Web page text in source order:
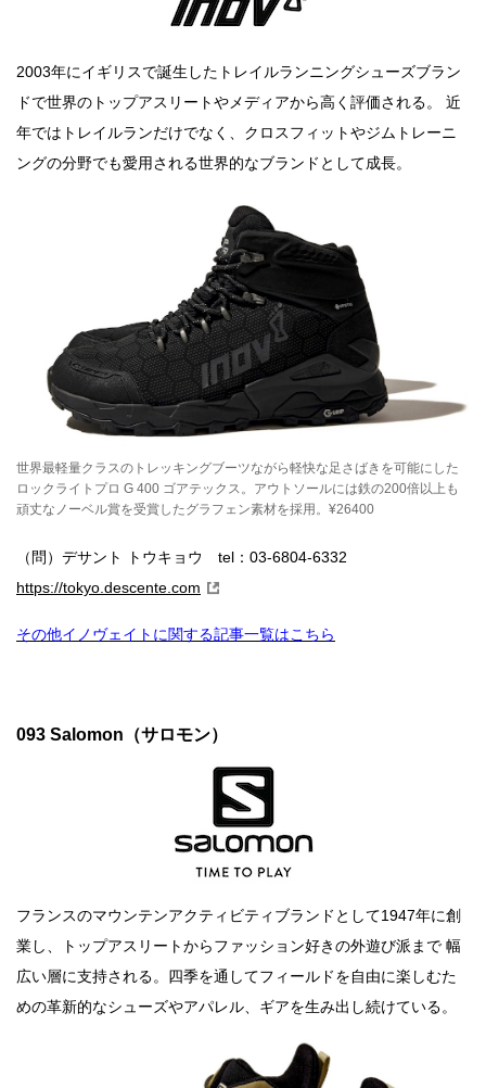
2003年にイギリスで誕生したトレイルランニングシューズブラン
ドで世界のトップアスリートやメディアから高く評価される。 近
年ではトレイルランだけでなく、クロスフィットやジムトレーニ
ングの分野でも愛用される世界的なブランドとして成長。
世界最軽量クラスのトレッキングブーツながら軽快な足さばきを可能にした
ロックライトプロ G 400 ゴアテックス。アウトソールには鉄の200倍以上も
頑丈なノーベル賞を受賞したグラフェン素材を採用。¥26400
（問）デサント トウキョウ tel：03-6804-6332
https://tokyo.descente.com
その他イノヴェイトに関する記事一覧はこちら
093 Salomon（サロモン）
フランスのマウンテンアクティビティブランドとして1947年に創
業し、トップアスリートからファッション好きの外遊び派まで 幅
広い層に支持される。四季を通してフィールドを自由に楽しむた
めの革新的なシューズやアパレル、ギアを生み出し続けている。